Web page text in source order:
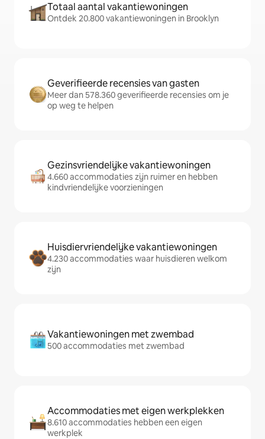
Totaal aantal vakantiewoningen
Ontdek 20.800 vakantiewoningen in Brooklyn
Geverifieerde recensies van gasten
Meer dan 578.360 geverifieerde recensies om je
op weg te helpen
Gezinsvriendelijke vakantiewoningen
4.660 accommodaties zijn ruimer en hebben
kindvriendelijke voorzieningen
Huisdiervriendelijke vakantiewoningen
4.230 accommodaties waar huisdieren welkom
zijn
Vakantiewoningen met zwembad
500 accommodaties met zwembad
Accommodaties met eigen werkplekken
8.610 accommodaties hebben een eigen
werkplek